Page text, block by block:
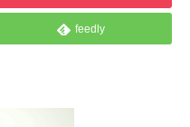
feedly